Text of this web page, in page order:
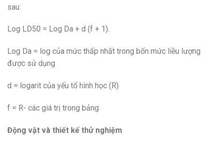
sau:
Log LD50 = Log Da + d (f + 1).
Log Da = log của mức thấp nhất trong bốn mức liều lượng
được sử dụng
d = logarit của yếu tố hình học (R)
f = R- các giá trị trong bảng
Động vật và thiết kế thử nghiệm